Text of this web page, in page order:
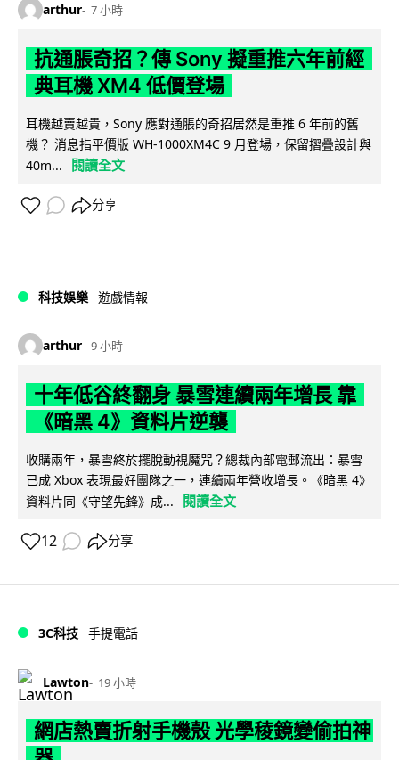
arthur 7 小時
抗通脹奇招？傳 Sony 擬重推六年前經
典耳機 XM4 低價登場
耳機越賣越貴，Sony 應對通脹的奇招居然是重推 6 年前的舊
機？ 消息指平價版 WH-1000XM4C 9 月登場，保留摺疊設計與
40m...
閱讀全文
分享
科技娛樂 遊戲情報
arthur 9 小時
十年低谷終翻身 暴雪連續兩年增長 靠
《暗黑 4》資料片逆襲
收購兩年，暴雪終於擺脫動視魔咒？總裁內部電郵流出：暴雪
已成 Xbox 表現最好團隊之一，連續兩年營收增長。《暗黑 4》
資料片同《守望先鋒》成...
閱讀全文
12 分享
3C科技 手提電話
Lawton 19 小時
網店熱賣折射手機殼 光學稜鏡變偷拍神